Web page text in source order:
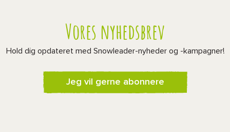
Vores nyhedsbrev
Hold dig opdateret med Snowleader-nyheder og -kampagner!
Jeg vil gerne abonnere